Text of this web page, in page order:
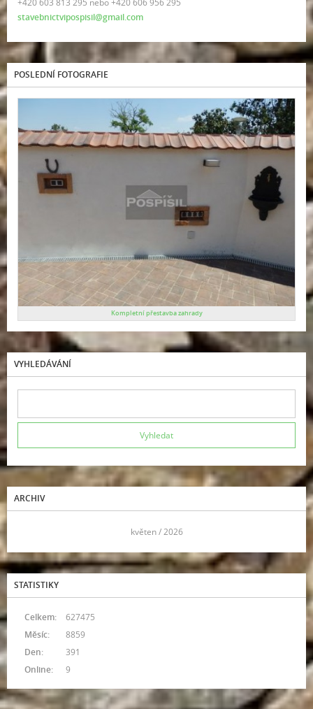
+420 603 813 295 nebo +420 606 956 295
stavebnictvipospisil@gmail.com
POSLEDNÍ FOTOGRAFIE
Kompletní přestavba zahrady
VYHLEDÁVÁNÍ
ARCHIV
květen / 2026
STATISTIKY
Online: 9
Celkem:
627475
Měsíc:
8859
Den:
391